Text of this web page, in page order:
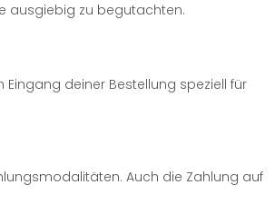
ausgiebig zu begutachten.
deiner Bestellung speziell für
Auch die Zahlung auf